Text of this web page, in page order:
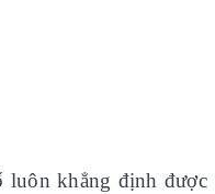
luôn khẳng định được